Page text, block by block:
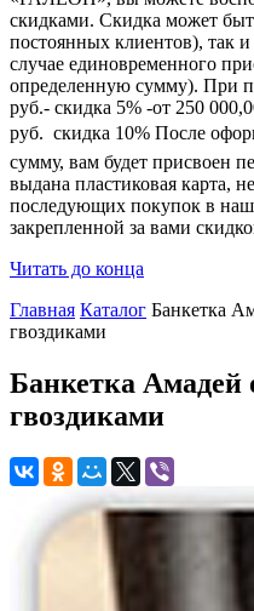
скидками. Скидка может
постоянных клиентов), так и
случае единовременного
определенную сумму). При
руб.- скидка 5% -от 250
руб.  скидка 10% После
сумму, вам будет присвоен
выдана пластиковая карта,
последующих покупок в
закрепленной за вами
Читать до конца
Главная Каталог Банкетка
гвоздиками
Банкетка Амадей
гвоздиками